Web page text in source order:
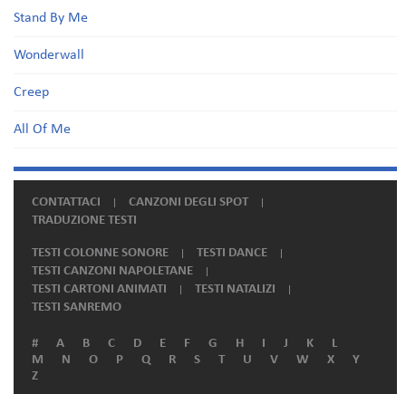
Stand By Me
Wonderwall
Creep
All Of Me
CONTATTACI
CANZONI DEGLI SPOT
TRADUZIONE TESTI
TESTI COLONNE SONORE
TESTI DANCE
TESTI CANZONI NAPOLETANE
TESTI CARTONI ANIMATI
TESTI NATALIZI
TESTI SANREMO
# A B C D E F G H I J K
L
M
N O P Q R S T U V W X
Y
Z